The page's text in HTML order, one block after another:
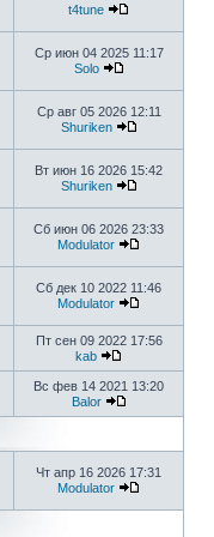
t4tune
Ср июн 04 2025 11:17
Solo
Ср авг 05 2026 12:11
Shuriken
Вт июн 16 2026 15:42
Shuriken
Сб июн 06 2026 23:33
Modulator
Сб дек 10 2022 11:46
Modulator
Пт сен 09 2022 17:56
kab
Вс фев 14 2021 13:20
Balor
Чт апр 16 2026 17:31
Modulator